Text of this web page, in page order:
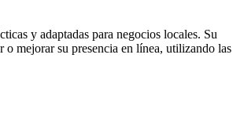
y adaptadas para negocios locales. Su
o mejorar su presencia en línea, utilizando las